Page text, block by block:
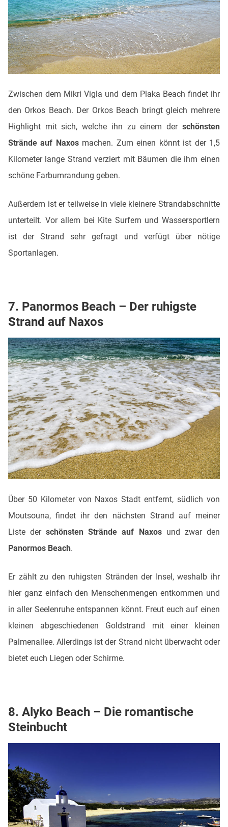
Zwischen dem Mikri Vigla und dem Plaka Beach findet ihr
den Orkos Beach. Der Orkos Beach bringt gleich mehrere
Highlight mit sich, welche ihn zu einem der schönsten
Strände auf Naxosmachen. Zum einen könnt ist der 1,5
Kilometer lange Strand verziert mit Bäumen die ihm einen
schöne Farbumrandung geben.
Außerdem ist er teilweise in viele kleinere Strandabschnitte
unterteilt. Vor allem bei Kite Surfern und Wassersportlern
ist der Strand sehr gefragt und verfügt über nötige
Sportanlagen.
7. Panormos Beach – Der ruhigste
Strand auf Naxos
Über 50 Kilometer von Naxos Stadt entfernt, südlich von
Moutsouna, findet ihr den nächsten Strand auf meiner
Liste derschönsten Strände auf Naxosund zwar den
Panormos Beach.
Er zählt zu den ruhigsten Stränden der Insel, weshalb ihr
hier ganz einfach den Menschenmengen entkommen und
in aller Seelenruhe entspannen könnt. Freut euch auf einen
kleinen abgeschiedenen Goldstrand mit einer kleinen
Palmenallee. Allerdings ist der Strand nicht überwacht oder
bietet euch Liegen oder Schirme.
8. Alyko Beach – Die romantische
Steinbucht